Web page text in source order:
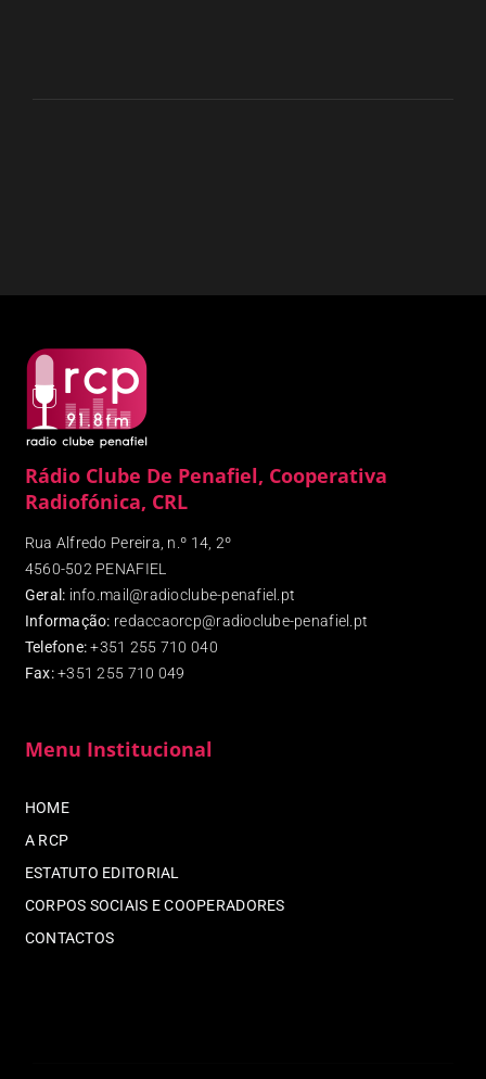
Rádio Clube De Penafiel, Cooperativa
Radiofónica, CRL
Rua Alfredo Pereira, n.º 14, 2º
4560-502 PENAFIEL
Geral: info.mail@radioclube-penafiel.pt
Informação: redaccaorcp@radioclube-penafiel.pt
Telefone: +351 255 710 040
Fax:+351 255 710 049
Menu Institucional
HOME
A RCP
ESTATUTO EDITORIAL
CORPOS SOCIAIS E COOPERADORES
CONTACTOS